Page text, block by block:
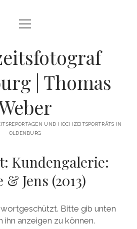
OLDENBURG
PORTFOLIO
öffnen
/ VERLOBUNGSFOTOS
/ HOCHZEITSVORBEREITUNGEN
/ HOCHZEITSFOTOS
& EHERINGE
/ FOTOBUCH
Menü
DER FOTOGRAF
LEISTUNGEN
KONTAKT
KUNDEN
facebookinstagram
pinterestyoutube
Menü
öffnen
| Thomas
UND HOCHZEITSPORTRÄTS IN
OLDENBURG
Kundengalerie:
& Jens (2013)
Bitte gib unten
ihn anzeigen zu können.